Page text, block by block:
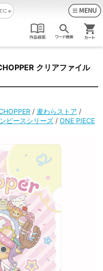
にゃ
クリアファイル
/ 麦わらストア /
ピースシリーズ / ONE PIECE